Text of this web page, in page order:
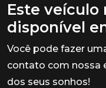
Este veículo
disponível
Você pode fazer
contato com nossa
dos seus sonhos!